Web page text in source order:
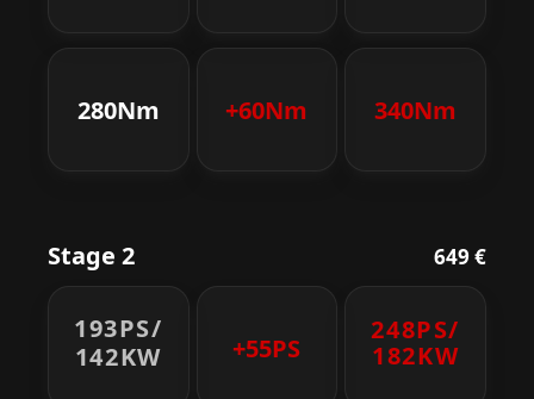
280Nm +60Nm 340Nm
Stage 2 649 €
193PS/
142KW
+55PS
248PS/
182KW